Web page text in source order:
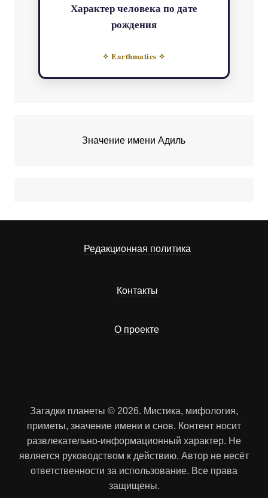
Характер человека по дате
рождения
✧ Earthmatics ✧
Значение имени Адиль
Редакционная политика
Контакты
О проекте
Загадки планеты © 2026. Мистика, мифология,
приметы, значение имени и снов. Контент носит
развлекательно-информационный характер. Не
является руководством к действию. Автор не несёт
ответственности за использование. Все права
защищены.